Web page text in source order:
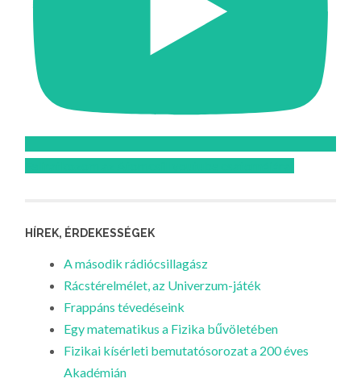
HÍREK, ÉRDEKESSÉGEK
A második rádiócsillagász
Rácstérelmélet, az Univerzum-játék
Frappáns tévedéseink
Egy matematikus a Fizika bűvöletében
Fizikai kísérleti bemutatósorozat a 200 éves
Akadémián